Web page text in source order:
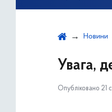
Новини
Увага,
Опубліковано 21